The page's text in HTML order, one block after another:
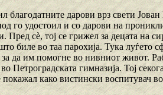
благодатните дарови врз свети
го удостоил и со дарови на
Пред сѐ, тој се грижел за децата
биле во таа парохија. Тука луѓето
да им помогне во нивниот живот.
Петроградската гимназија. Тој
покажал како вистински воспитувач во